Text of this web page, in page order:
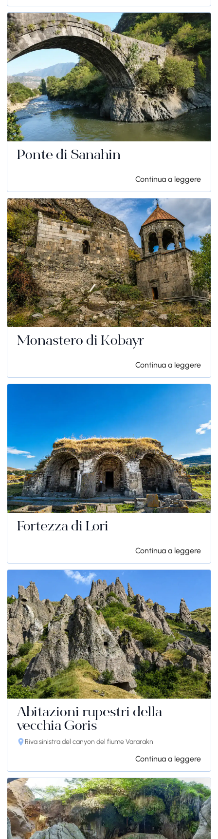
Ponte di Sanahin
Continua a leggere
Monastero di Kobayr
Continua a leggere
Fortezza di Lori
Continua a leggere
Abitazioni rupestri della
vecchia Goris
Riva sinistra del canyon del fiume Vararakn
Continua a leggere